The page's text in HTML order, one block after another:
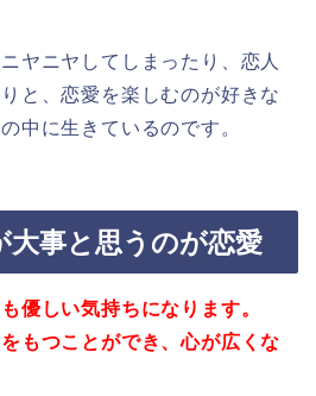
ヤニヤしてしまったり、恋人
と、恋愛を楽しむのが好きな
中に生きているのです。
大事と思うのが恋愛
優しい気持ちになります。
もつことができ、心が広くな